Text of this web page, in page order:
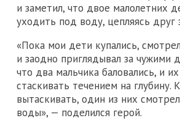
и заметил, что двое малолетних
уходить под воду, цепляясь друг
«Пока мои дети купались,
и заодно приглядывал за чужими
что два мальчика баловались, и
стаскивать течением на глубину.
вытаскивать, один из них
воды», — поделился герой.